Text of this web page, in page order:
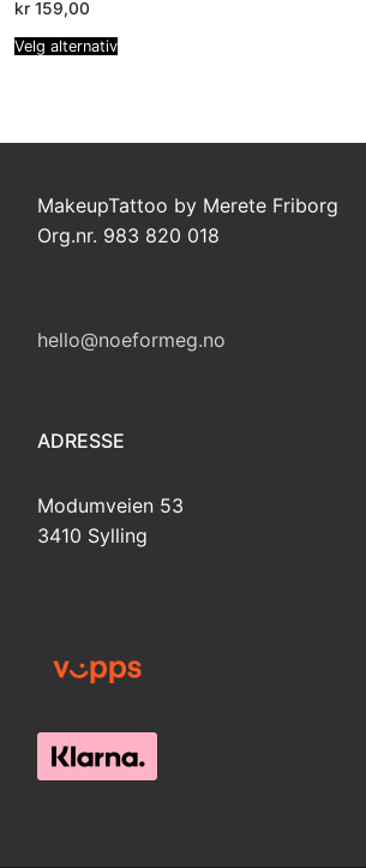
kr 159,00
Velg alternativ
MakeupTattoo by Merete Friborg
Org.nr. 983 820 018
hello@noeformeg.no
ADRESSE
Modumveien 53
3410 Sylling